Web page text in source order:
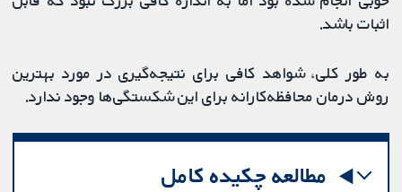
اثبات باشد.
به طور کلی، شواهد کافی برای نتیجه‌گیری در مورد بهترین
روش درمان محافظه‌کارانه برای این شکستگی‌ها وجود ندارد.
مطالعه چکیده کامل